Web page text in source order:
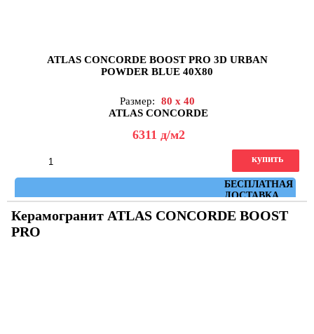
ATLAS CONCORDE BOOST PRO 3D URBAN
POWDER BLUE 40X80
Размер:
80 x 40
ATLAS CONCORDE
6311 д/м2
БЕСПЛАТНАЯ
ДОСТАВКА
купить
Керамогранит ATLAS CONCORDE BOOST
PRO